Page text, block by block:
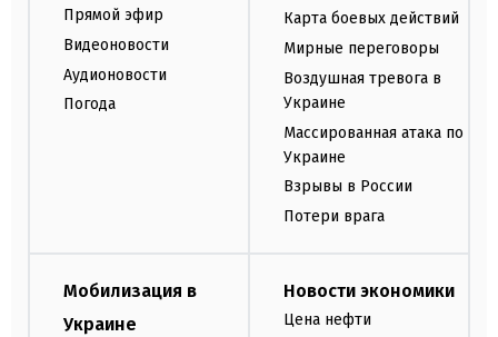
Прямой эфир
Видеоновости
Аудионовости
Погода
Карта боевых действий
Мирные переговоры
Воздушная тревога в
Украине
Массированная атака по
Украине
Взрывы в России
Потери врага
Мобилизация в
Украине
Новости экономики
Цена нефти